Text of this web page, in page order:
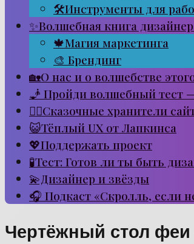
🛠Инструменты для
✨Волшебная книга
🍁Магия маркетинга
🎨 Брендинг
🏡О нас и о волшебстве
🧞 Пройди волшебный тест
🧙‍♂️Сказочные хранители
😺Тёплый UX от Лапкинса
💖Поддержать проект
🧪Тест: Готов ли ты быть
💫Дизайнер и звёзды
🎧 Подкаст «Скролль, если
Чертёжный стол феи